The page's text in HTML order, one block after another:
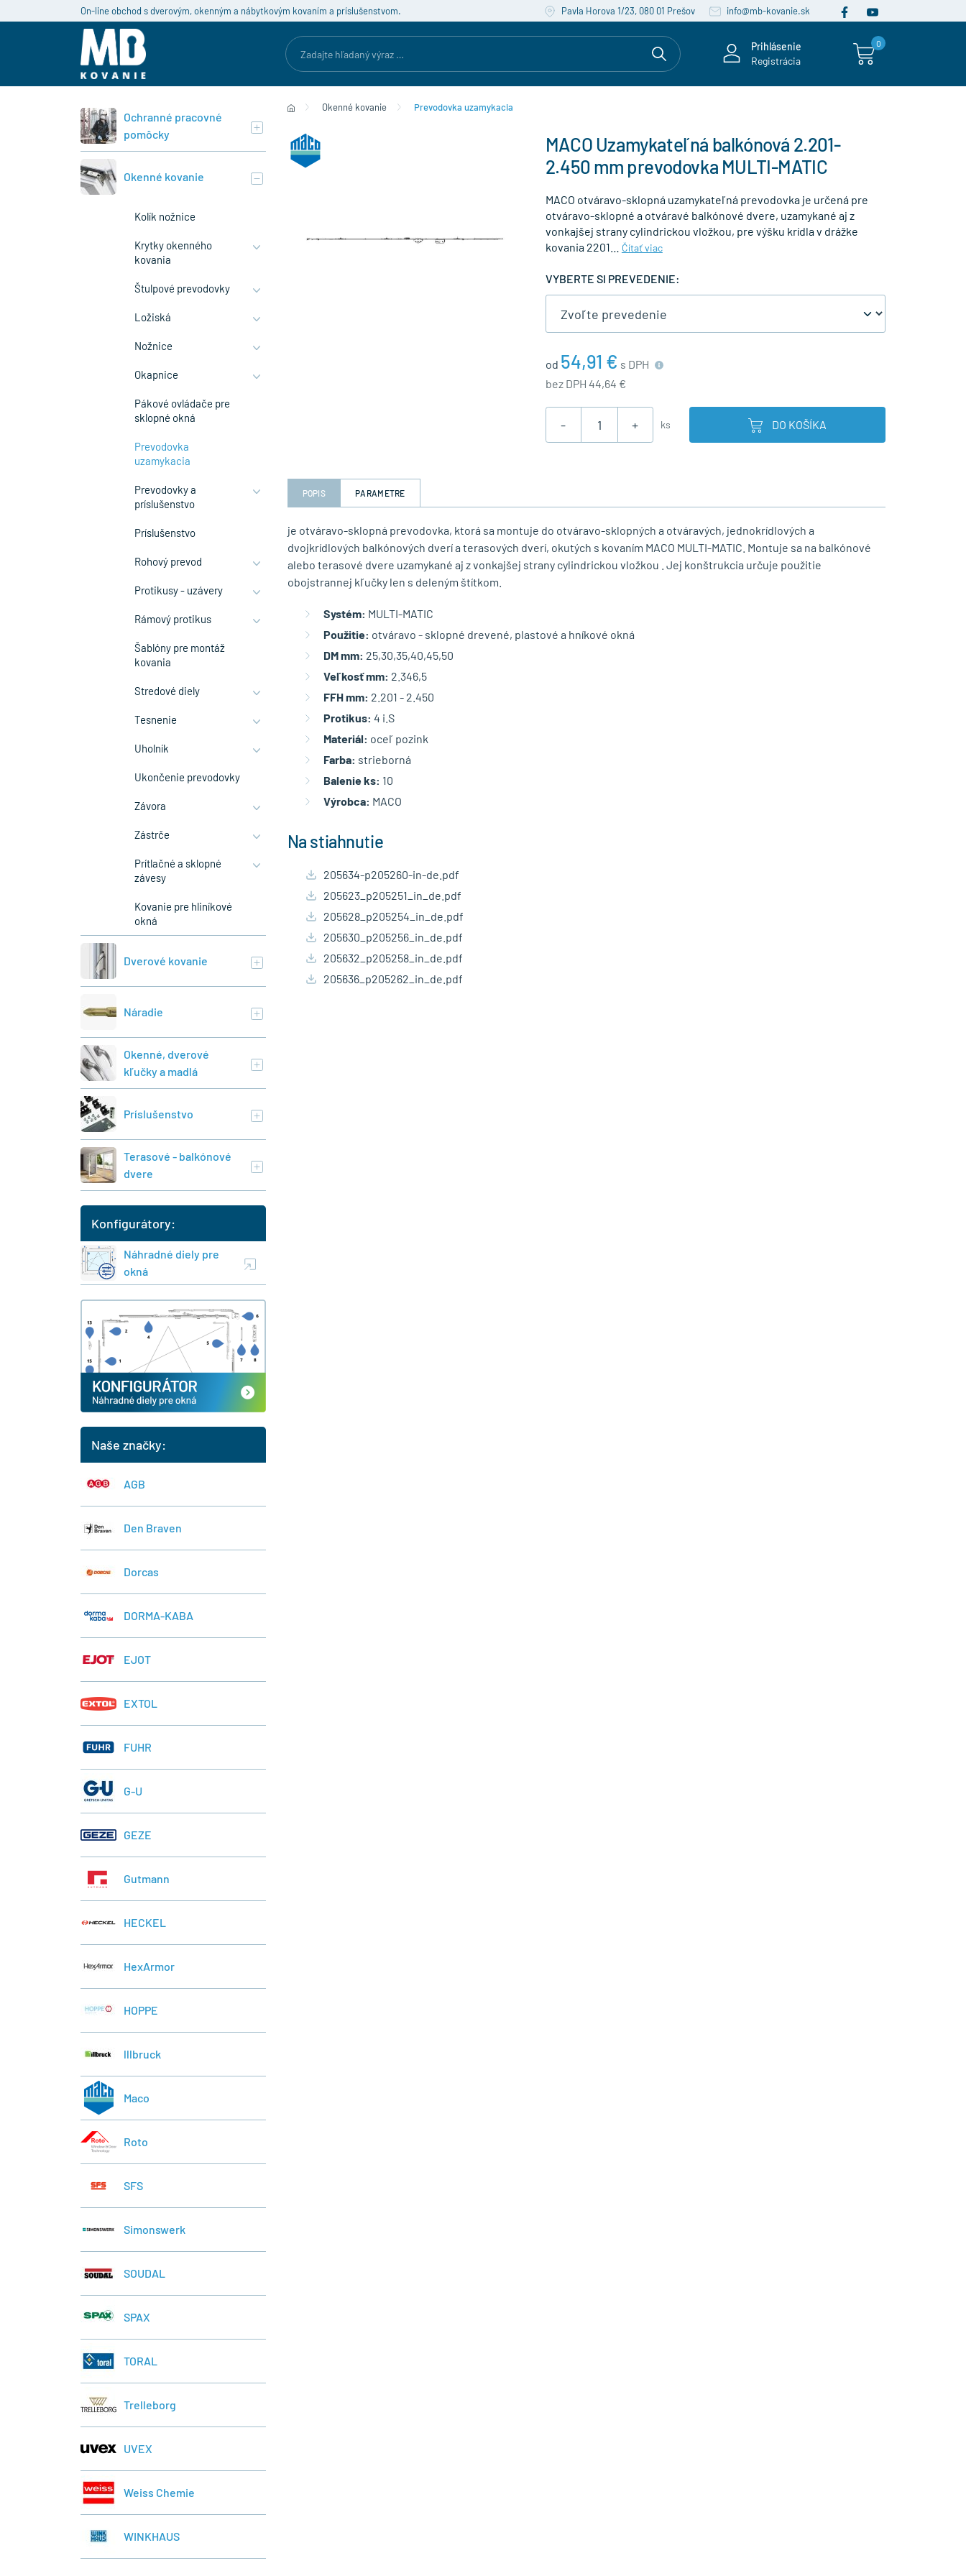
On-line obchod s dverovým, okenným a nábytkovým kovaním a príslušenstvom. Pavla Horova 1/23, 080 01 Prešov info@mb-kovanie.sk
Prihlásenie
Registrácia
0
Okenné kovanie Prevodovka uzamykacia
MACO Uzamykateľná balkónová 2.201-
2.450 mm prevodovka MULTI-MATIC
MACO otváravo-sklopná uzamykateľná prevodovka je určená pre
otváravo-sklopné a otváravé balkónové dvere, uzamykané aj z
vonkajšej strany cylindrickou vložkou, pre výšku krídla v drážke
kovania 2201…
Čítať viac
VYBERTE SI PREVEDENIE:
od 54,91 € s DPH
bez DPH 44,64 €
- + ks DO KOŠÍKA
POPIS PARAMETRE
je otváravo-sklopná prevodovka, ktorá sa montuje do otváravo-sklopných a otváravých, jednokrídlových a
dvojkrídlových balkónových dverí a terasových dverí, okutých s kovaním MACO MULTI-MATIC. Montuje sa na balkónové
alebo terasové dvere uzamykané aj z vonkajšej strany cylindrickou vložkou . Jej konštrukcia určuje použitie
obojstrannej kľučky len s deleným štítkom.
Systém: MULTI-MATIC
Použitie: otváravo - sklopné drevené, plastové a hníkové okná
DM mm: 25,30,35,40,45,50
Veľkosť mm: 2.346,5
FFH mm: 2.201 - 2.450
Protikus: 4 i.S
Materiál: oceľ pozink
Farba: strieborná
Balenie ks: 10
Výrobca: MACO
Na stiahnutie
205634-p205260-in-de.pdf
205623_p205251_in_de.pdf
205628_p205254_in_de.pdf
205630_p205256_in_de.pdf
205632_p205258_in_de.pdf
205636_p205262_in_de.pdf
Ochranné pracovné
pomôcky
Okenné kovanie
Kolík nožnice
Krytky okenného
kovania
Štulpové prevodovky
Ložiská
Nožnice
Okapnice
Pákové ovládače pre
sklopné okná
Prevodovka
uzamykacia
Prevodovky a
príslušenstvo
Príslušenstvo
Rohový prevod
Protikusy - uzávery
Rámový protikus
Šablóny pre montáž
kovania
Stredové diely
Tesnenie
Uholník
Ukončenie prevodovky
Závora
Zástrče
Prítlačné a sklopné
závesy
Kovanie pre hliníkové
okná
Dverové kovanie
Náradie
Okenné, dverové
kľučky a madlá
Príslušenstvo
Terasové - balkónové
dvere
Konfigurátory:
Náhradné diely pre
okná
Naše značky:
AGB
Den Braven
Dorcas
DORMA-KABA
EJOT
EXTOL
FUHR
G-U
GEZE
Gutmann
HECKEL
HexArmor
HOPPE
lllbruck
Maco
Roto
SFS
Simonswerk
SOUDAL
SPAX
TORAL
Trelleborg
UVEX
Weiss Chemie
WINKHAUS